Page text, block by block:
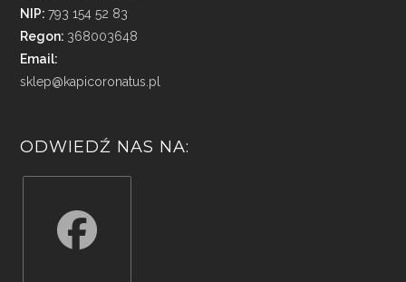
NIP:793 154 52 83
Regon: 368003648
Email:
sklep@kapicoronatus.pl
ODWIEDŹ NAS NA: